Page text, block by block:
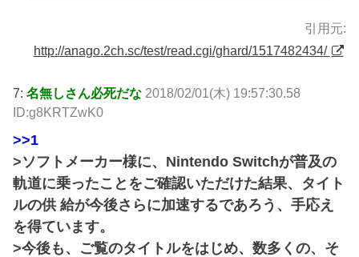
引用元:
http://anago.2ch.sc/test/read.cgi/ghard/1517482434/
7:名無しさん必死だな 2018/02/01(木) 19:57:30.58
ID:g8KRTZwK0
>>1
>ソフトメーカー様に、Nintendo Switchが普及の
軌道に乗ったことをご確認いただけた結果、タイト
ルの供 給が今後さらに加速するであろう、手応え
を得ています。
>今後も、ご覧のタイトルをはじめ、数多くの、そ